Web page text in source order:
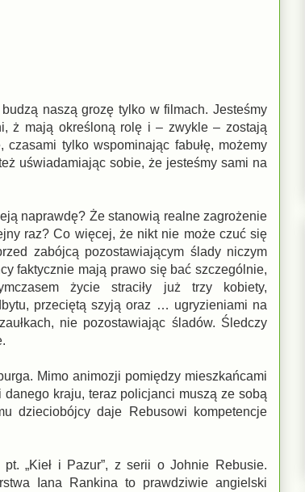
naszą grozę tylko w filmach. Jesteśmy
ż mają określoną rolę i – zwykle – zostają
tylko wspominając fabułę, możemy
uświadamiając sobie, że jesteśmy sami na
naprawdę? Że stanowią realne zagrożenie
raz? Co więcej, że nikt nie może czuć się
zabójcą pozostawiającym ślady niczym
faktycznie mają prawo się bać szczególnie,
życie straciły już trzy kobiety,
przeciętą szyją oraz … ugryzieniami na
nie pozostawiając śladów. Śledczy
Mimo animozji pomiędzy mieszkańcami
kraju, teraz policjanci muszą ze sobą
dzieciobójcy daje Rebusowi kompetencje
„Kieł i Pazur”, z serii o Johnie Rebusie.
Iana Rankina to prawdziwie angielski